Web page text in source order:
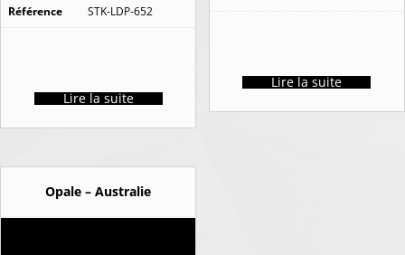
Référence STK-LDP-652
Lire la suite
Lire la suite
Opale – Australie